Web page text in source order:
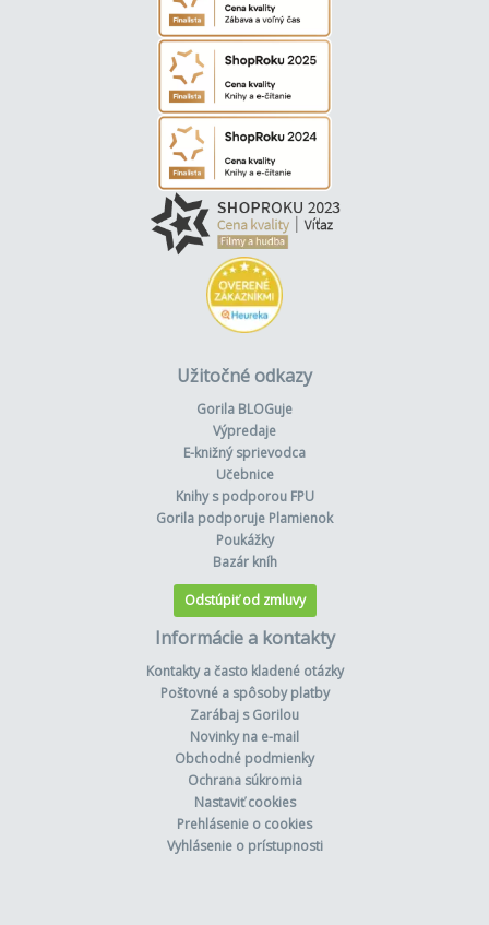
Užitočné odkazy
Gorila BLOGuje
Výpredaje
E-knižný sprievodca
Učebnice
Knihy s podporou FPU
Gorila podporuje Plamienok
Poukážky
Bazár kníh
Odstúpiť od zmluvy
Informácie a kontakty
Kontakty a často kladené otázky
Poštovné a spôsoby platby
Zarábaj s Gorilou
Novinky na e-mail
Obchodné podmienky
Ochrana súkromia
Nastaviť cookies
Prehlásenie o cookies
Vyhlásenie o prístupnosti